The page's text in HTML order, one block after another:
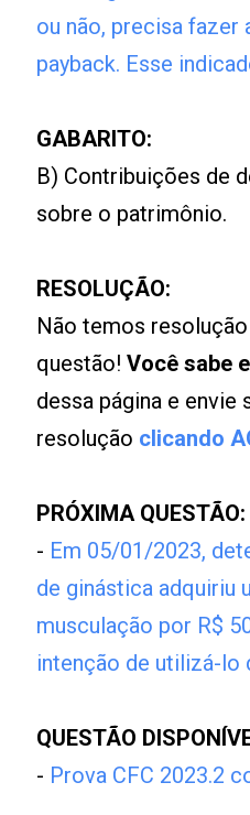
ou não, precisa fazer
payback. Esse
GABARITO:
B) Contribuições de
sobre o patrimônio.
RESOLUÇÃO:
Não temos
questão!Você sabe
dessa página e envie
resolução clicando
PRÓXIMA QUESTÃO:
- Em 05/01/2023,
de ginástica adquiriu
musculação por R$
intenção de utilizá-lo
QUESTÃO
- Prova CFC 2023.2